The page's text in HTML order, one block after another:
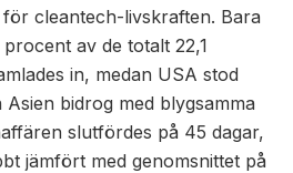
cleantech-livskraften. Bara
av de totalt 22,1
in, medan USA stod
bidrog med blygsamma
slutfördes på 45 dagar,
jämfört med genomsnittet på